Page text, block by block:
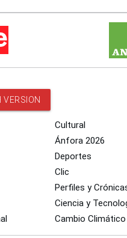
VERSION
Cultural
Ánfora 2026
Deportes
Clic
Perfiles y
Ciencia y
Cambio Climático